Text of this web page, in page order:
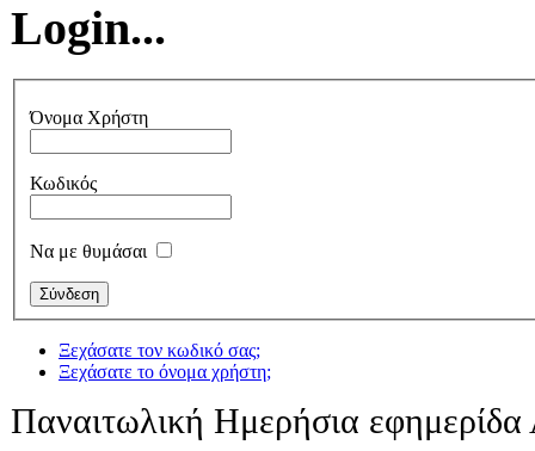
Login...
Όνομα Χρήστη
Κωδικός
Να με θυμάσαι
Ξεχάσατε τον κωδικό σας;
Ξεχάσατε το όνομα χρήστη;
Παναιτωλική Ημερήσια εφημερίδα